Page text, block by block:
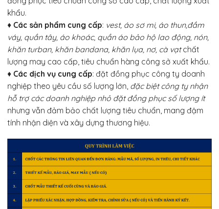
khẩu.
♦ Các sản phẩm cung cấp: vest, áo sơ mi, áo thun,đầm
váy, quần tây, áo khoác, quần áo bảo hộ lao động, nón,
khăn turban, khăn bandana, khăn lụa, nơ, cà vạtchất
lượng may cao cấp, tiêu chuẩn hàng công sở xuất khẩu.
♦ Các dịch vụ cung cấp: đặt đồng phục công ty doanh
nghiệp theo yêu cầu số lượng lớn, đặc biệt công ty nhận
hỗ trợ các doanh nghiệp nhỏ đặt đồng phục số lượng ít
nhưng vẫn đảm bảo chất lượng tiêu chuẩn, mang đậm
tính nhận diện và xây dựng thương hiệu.